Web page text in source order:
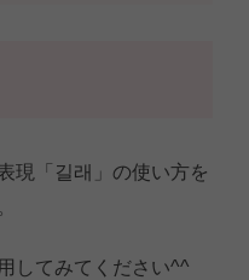
現「길래」の使い方を
してみてください^^